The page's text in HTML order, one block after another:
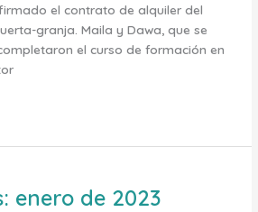
el contrato de alquiler del
granja. Maila y Dawa, que se
el curso de formación en
enero de 2023